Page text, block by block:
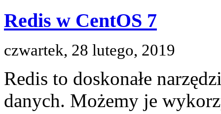
Redis w CentOS 7
czwartek, 28 lutego, 2019
Redis to doskonałe
danych. Możemy je